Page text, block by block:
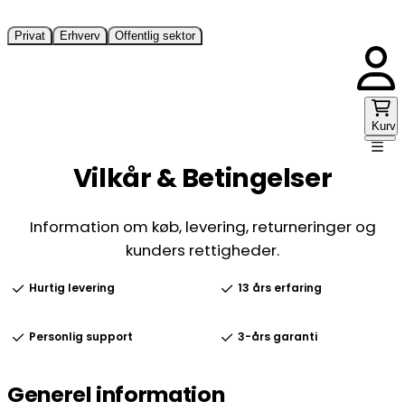
Privat Erhverv Offentlig sektor
Kurv
Vilkår & Betingelser
Information om køb, levering, returneringer og
kunders rettigheder.
Hurtig levering 13 års erfaring
Personlig support 3-års garanti
Generel information